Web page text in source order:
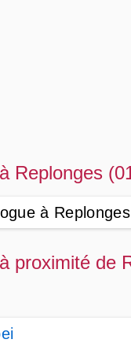
Replonges
à Replonges
proximité de